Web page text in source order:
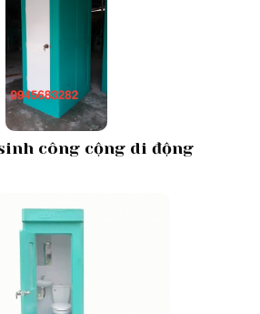
công cộng di động